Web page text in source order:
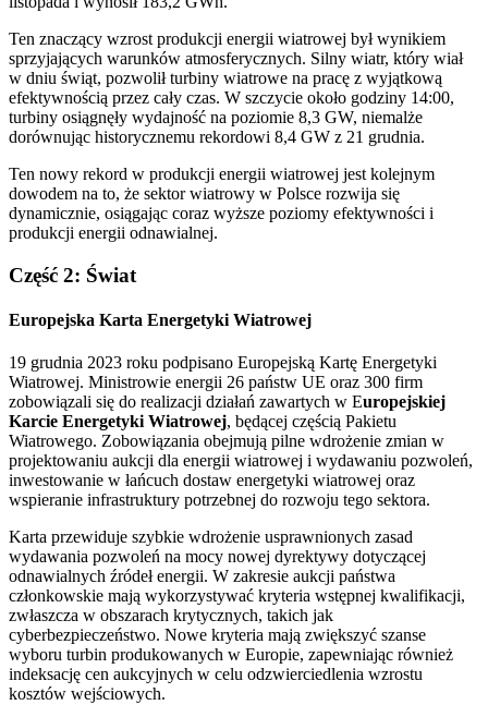
Ten znaczący wzrost produkcji energii wiatrowej był wynikiem
sprzyjających warunków atmosferycznych. Silny wiatr, który wiał
w dniu świąt, pozwolił turbiny wiatrowe na pracę z wyjątkową
efektywnością przez cały czas. W szczycie około godziny 14:00,
turbiny osiągnęły wydajność na poziomie 8,3 GW, niemalże
dorównując historycznemu rekordowi 8,4 GW z 21 grudnia.
Ten nowy rekord w produkcji energii wiatrowej jest kolejnym
dowodem na to, że sektor wiatrowy w Polsce rozwija się
dynamicznie, osiągając coraz wyższe poziomy efektywności i
produkcji energii odnawialnej.
Część 2: Świat
Europejska Karta Energetyki Wiatrowej
19 grudnia 2023 roku podpisano Europejską Kartę Energetyki
Wiatrowej. Ministrowie energii 26 państw UE oraz 300 firm
zobowiązali się do realizacji działań zawartych w Europejskiej
Karcie Energetyki Wiatrowej, będącej częścią Pakietu
Wiatrowego. Zobowiązania obejmują pilne wdrożenie zmian w
projektowaniu aukcji dla energii wiatrowej i wydawaniu pozwoleń,
inwestowanie w łańcuch dostaw energetyki wiatrowej oraz
wspieranie infrastruktury potrzebnej do rozwoju tego sektora.
Karta przewiduje szybkie wdrożenie usprawnionych zasad
wydawania pozwoleń na mocy nowej dyrektywy dotyczącej
odnawialnych źródeł energii. W zakresie aukcji państwa
członkowskie mają wykorzystywać kryteria wstępnej kwalifikacji,
zwłaszcza w obszarach krytycznych, takich jak
cyberbezpieczeństwo. Nowe kryteria mają zwiększyć szanse
wyboru turbin produkowanych w Europie, zapewniając również
indeksację cen aukcyjnych w celu odzwierciedlenia wzrostu
kosztów wejściowych.